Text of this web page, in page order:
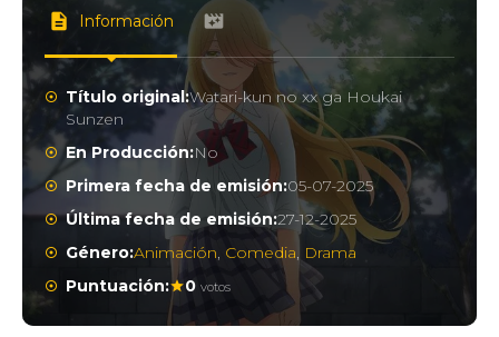
Información
Título original:Watari-kun no xx ga Houkai
Sunzen
En Producción:No
Primera fecha de emisión:05-07-2025
Última fecha de emisión:27-12-2025
Género:Animación, Comedia, Drama
Puntuación:
0 votos